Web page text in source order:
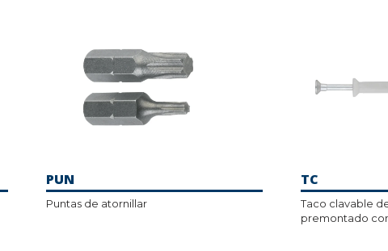
PUN
Puntas de atornillar
TC
Taco clavable
premontado